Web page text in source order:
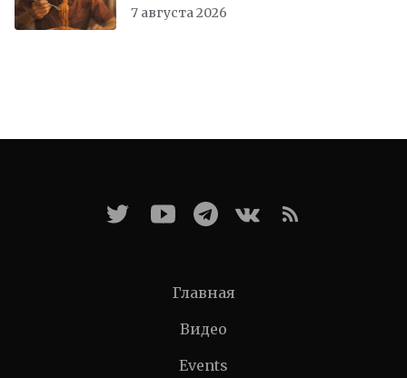
историю, как в «1984»
7 августа 2026
Главная
Видео
Events